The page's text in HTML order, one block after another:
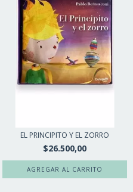
EL PRINCIPITO Y EL ZORRO
$26.500,00